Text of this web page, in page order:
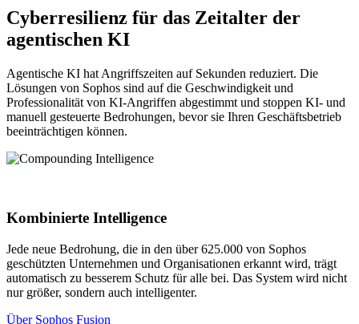
Cyberresilienz für das Zeitalter der
agentischen KI
Agentische KI hat Angriffszeiten auf Sekunden reduziert. Die
Lösungen von Sophos sind auf die Geschwindigkeit und
Professionalität von KI-Angriffen abgestimmt und stoppen KI- und
manuell gesteuerte Bedrohungen, bevor sie Ihren Geschäftsbetrieb
beeinträchtigen können.
Kombinierte Intelligence
Jede neue Bedrohung, die in den über 625.000 von Sophos
geschützten Unternehmen und Organisationen erkannt wird, trägt
automatisch zu besserem Schutz für alle bei. Das System wird nicht
nur größer, sondern auch intelligenter.
Über Sophos Fusion